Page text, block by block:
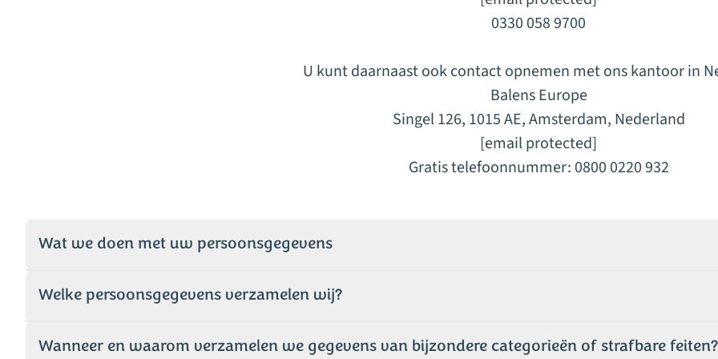
0330 058 9700
U kunt daarnaast ook contact opnemen met ons kantoor in
Balens Europe
Singel 126, 1015 AE, Amsterdam, Nederland
[email protected]
Gratis telefoonnummer: 0800 0220 932
Wat we doen met uw persoonsgegevens
Welke persoonsgegevens verzamelen wij?
Wanneer en waarom verzamelen we gegevens van bijzondere categorieën of strafbare feiten?